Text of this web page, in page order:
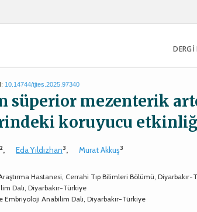
10.14744/tjtes.2025.97340
süperior mezenterik
koruyucu
2, Eda Yıldızhan3, Murat Akkuş3
Hastanesi, Cerrahi Tıp Bilimleri Bölümü, Diyarbakır-
Dalı, Diyarbakır-Türkiye
Embriyoloji Anabilim Dalı, Diyarbakır-Türkiye